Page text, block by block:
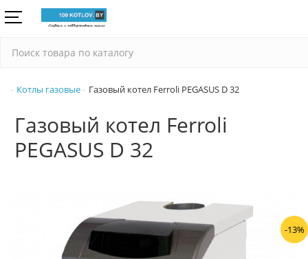
Котлы газовые Газовый котел Ferroli PEGASUS D 32
Газовый котел Ferroli
PEGASUS D 32
-13%